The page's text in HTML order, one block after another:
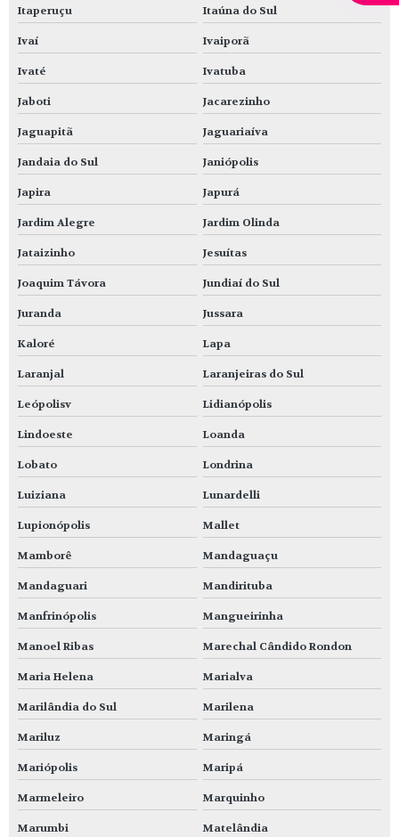
Itaperuçu Itaúna do Sul
Ivaí Ivaiporã
Ivaté Ivatuba
Jaboti Jacarezinho
Jaguapitã Jaguariaíva
Jandaia do Sul Janiópolis
Japira Japurá
Jardim Alegre Jardim Olinda
Jataizinho Jesuítas
Joaquim Távora Jundiaí do Sul
Juranda Jussara
Kaloré Lapa
Laranjal Laranjeiras do Sul
Leópolisv Lidianópolis
Lindoeste Loanda
Lobato Londrina
Luiziana Lunardelli
Lupionópolis Mallet
Mamborê Mandaguaçu
Mandaguari Mandirituba
Manfrinópolis Mangueirinha
Manoel Ribas Marechal Cândido Rondon
Maria Helena Marialva
Marilândia do Sul Marilena
Mariluz Maringá
Mariópolis Maripá
Marmeleiro Marquinho
Marumbi Matelândia